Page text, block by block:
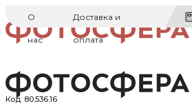
О
нас
Доставка и
оплата
Код: 80.536.16